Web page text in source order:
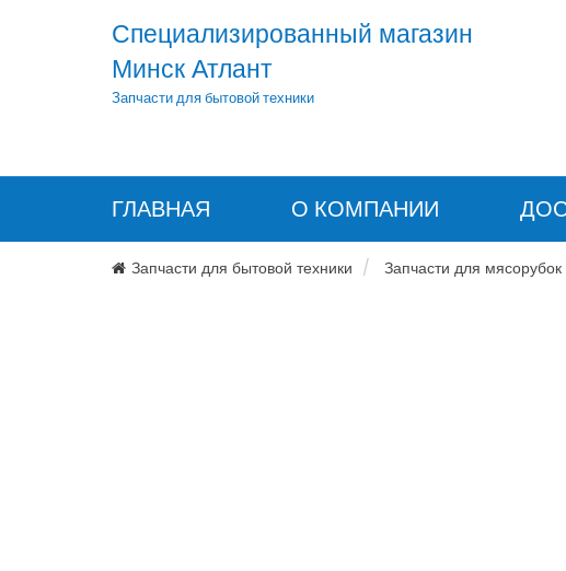
Специализированный магазин
Минск Атлант
Запчасти для бытовой техники
ГЛАВНАЯ О КОМПАНИИ
Запчасти для бытовой техники Запчасти для мясорубок